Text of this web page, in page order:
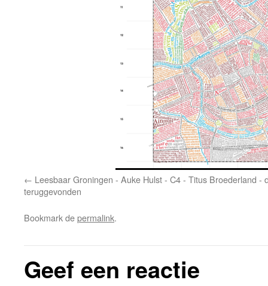
Leesbaar Groningen - Auke Hulst - C4 - Titus Broederland -
teruggevonden
Bookmark depermalink.
Geef een reactie